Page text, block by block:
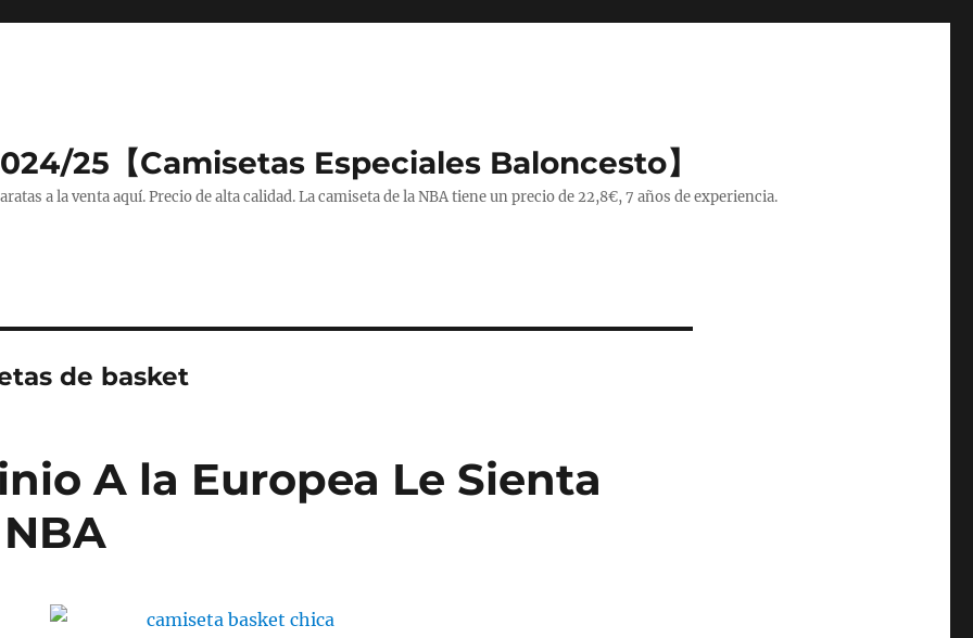
25【Camisetas Especiales Baloncesto】
a la venta aquí. Precio de alta calidad. La camiseta de la NBA tiene un precio de 22,8€, 7 años de experiencia.
de basket
A la Europea Le Sienta